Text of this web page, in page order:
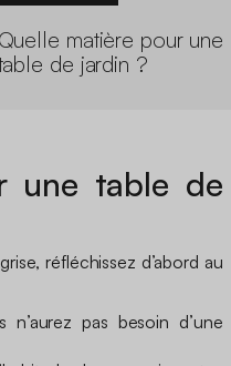
Quelle matière pour une
de jardin ?
une table de
réfléchissez d’abord au
pas besoin d’une